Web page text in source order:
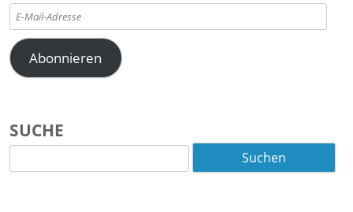
E-
Mail-
Adresse
Abonnieren
SUCHE
Suchen
nach: